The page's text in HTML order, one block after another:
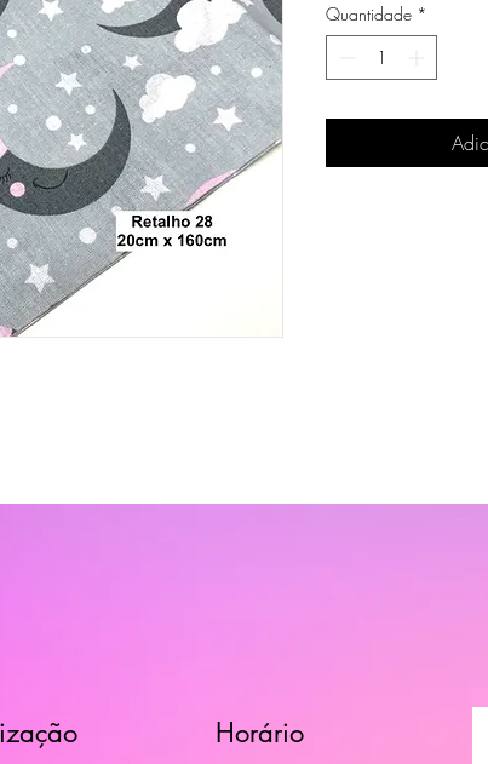
Quantidade *
Horário